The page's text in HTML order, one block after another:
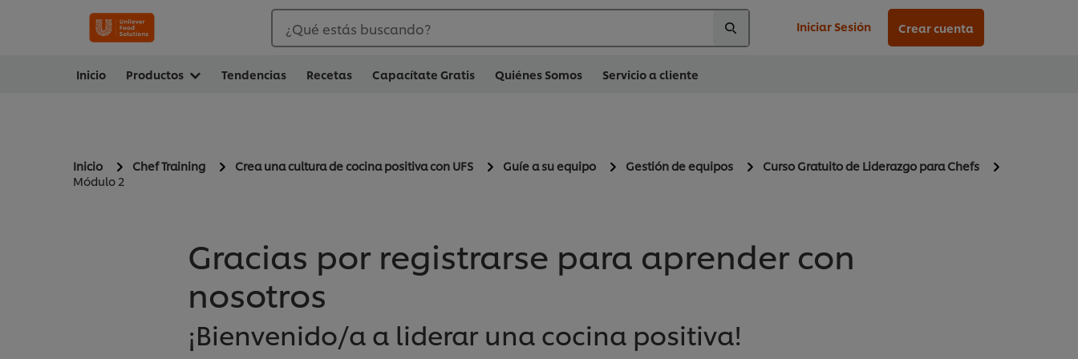
¿Qué estás buscando? Iniciar Sesión Crear cuenta
Inicio Productos Tendencias Recetas Capacítate Gratis Quiénes Somos Servicio a cliente
Inicio Chef Training Crea una cultura de cocina positiva con UFS Guíe a su equipo Gestión de equipos
Curso Gratuito de Liderazgo para Chefs
Módulo 2
Gracias por registrarse para aprender con
nosotros
¡Bienvenido/a a liderar una cocina positiva!